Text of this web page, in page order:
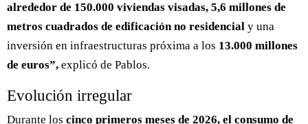
alrededor de 150.000 viviendas visadas, 5,6 millones de
metros cuadrados de edificación no residencial y una
inversión en infraestructuras próxima a los 13.000 millones
de euros”, explicó de Pablos.
Evolución irregular
Durante los cinco primeros meses de 2026, el consumo de